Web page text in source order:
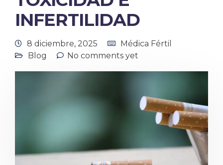
INFERTILIDAD
8 diciembre, 2025
Médica Fértil
Blog
No comments yet